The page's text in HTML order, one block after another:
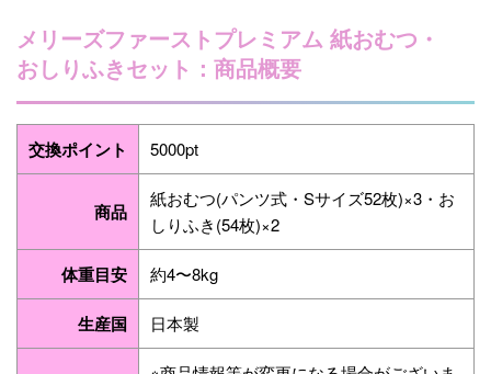
メリーズファーストプレミアム 紙おむつ・
おしりふきセット：商品概要
交換ポイント 5000pt
商品
紙おむつ(パンツ式・Sサイズ52枚)×3・お
しりふき(54枚)×2
体重目安 約4〜8kg
生産国 日本製